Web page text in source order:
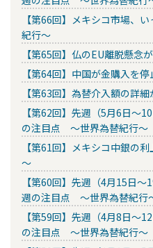
【第66回】メキシコ市場、
紀行～
【第65回】仏のEU離脱懸
【第64回】中国が金購入を
【第63回】為替介入額の詳
【第62回】先週（5月6日～
の注目点 ～世界為替紀行～
【第61回】メキシコ中銀の
～
【第60回】先週（4月15日
週の注目点 ～世界為替紀行
【第59回】先週（4月8日～
の注目点 ～世界為替紀行～